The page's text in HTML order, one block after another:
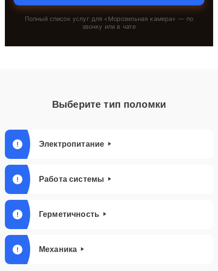
Полный список услуг для « Морозильная камера» — по
звонку или в чате
Выберите тип поломки
Электропитание
Работа системы
Герметичность
Механика